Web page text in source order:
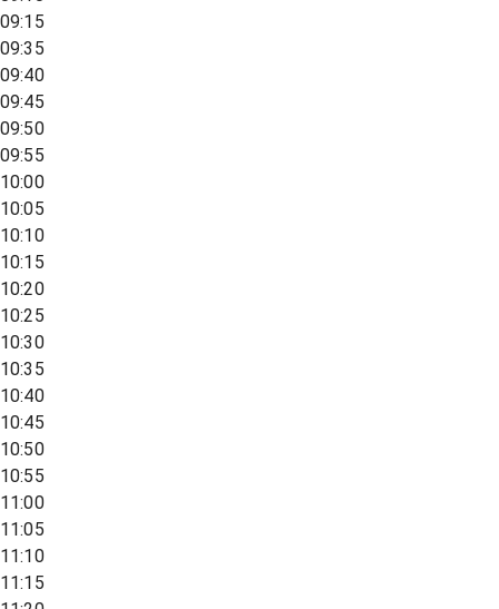
09:15
09:35
09:40
09:45
09:50
09:55
10:00
10:05
10:10
10:15
10:20
10:25
10:30
10:35
10:40
10:45
10:50
10:55
11:00
11:05
11:10
11:15